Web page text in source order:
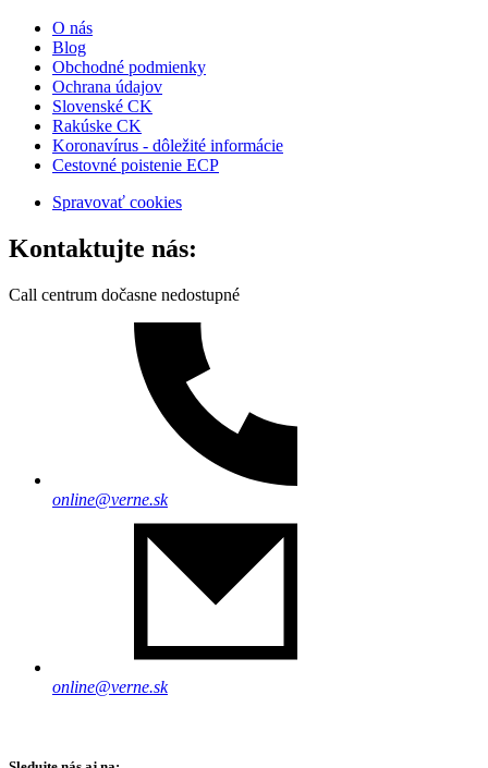
O nás
Blog
Obchodné podmienky
Ochrana údajov
Slovenské CK
Rakúske CK
Koronavírus - dôležité informácie
Cestovné poistenie ECP
Spravovať cookies
Kontaktujte nás:
Call centrum dočasne nedostupné
online@verne.sk
online@verne.sk